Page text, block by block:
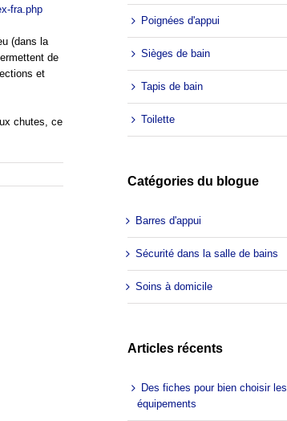
fra.php
(dans la
de
et
chutes, ce
Poignées d'appui
Sièges de bain
Tapis de bain
Toilette
Catégories du blogue
Barres d'appui
Sécurité dans la salle de bains
Soins à domicile
Articles récents
Des fiches pour bien choisir les
équipements